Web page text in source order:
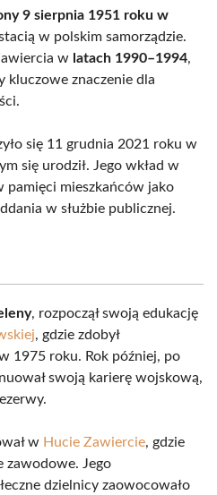
9 sierpnia 1951 roku w
w polskim samorządzie.
w latach 1990–1994,
kluczowe znaczenie dla
się 11 grudnia 2021 roku w
się urodził. Jego wkład w
pamięci mieszkańców jako
w służbie publicznej.
, rozpoczął swoją edukację
, gdzie zdobył
1975 roku. Rok później, po
swoją karierę wojskową,
w Hucie Zawiercie, gdzie
zawodowe. Jego
dzielnicy zaowocowało